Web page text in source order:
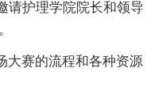
请护理学院院长和领导
大赛的流程和各种资源